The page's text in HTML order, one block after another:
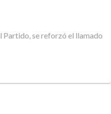
Partido, se reforzó el llamado